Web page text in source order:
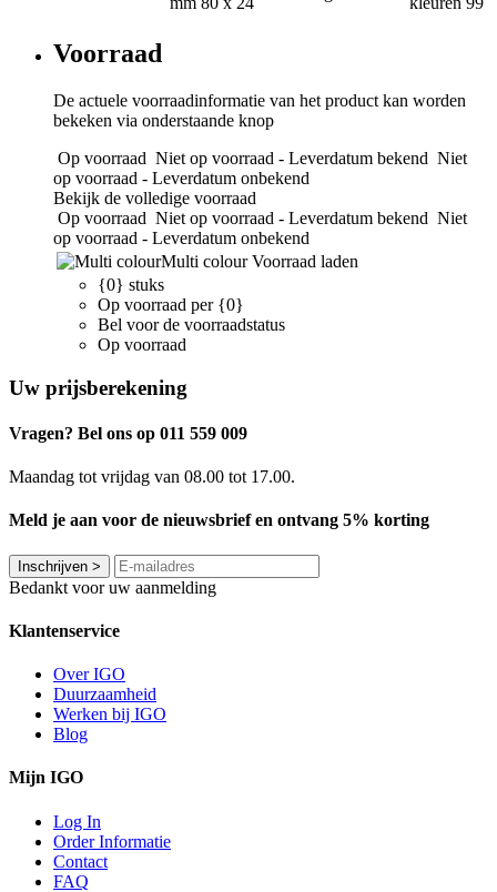
Voorraad
De actuele voorraadinformatie van het product kan worden
bekeken via onderstaande knop
Op voorraad Niet op voorraad - Leverdatum bekend Niet
op voorraad - Leverdatum onbekend
Bekijk de volledige voorraad
Op voorraad Niet op voorraad - Leverdatum bekend Niet
op voorraad - Leverdatum onbekend
Multi colour Voorraad laden
{0} stuks
Op voorraad per {0}
Bel voor de voorraadstatus
Op voorraad
Uw prijsberekening
Vragen? Bel ons op 011 559 009
Maandag tot vrijdag van 08.00 tot 17.00.
Meld je aan voor de nieuwsbrief en ontvang 5% korting
Inschrijven >
Bedankt voor uw aanmelding
Klantenservice
Over IGO
Duurzaamheid
Werken bij IGO
Blog
Mijn IGO
Log In
Order Informatie
Contact
FAQ